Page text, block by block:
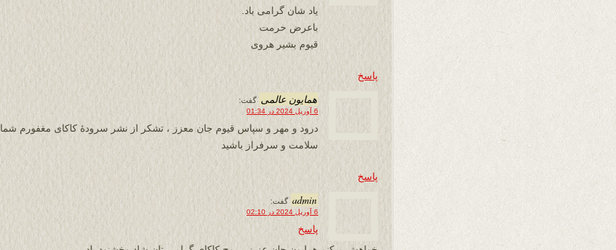
یاد شان گرامی باد.
باعرض حرمت
قیوم بشیر هروی
پاسخ
همایون عالمی گفت:
6 آوریل 2024 در 01:34
درود و مهر و سپاس قیوم جان معزز ، تشکر از نشر سرودۀ کاکای مغفورم شما
سلامت و سرفراز باشید
پاسخ
admin گفت:
6 آوریل 2024 در 02:10
پاسخ